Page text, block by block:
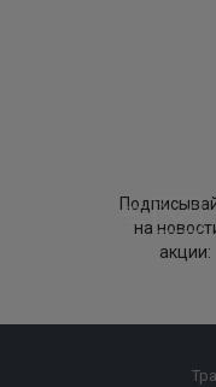
на
акции: